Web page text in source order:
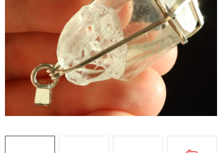
NÁŠ PŘÍBĚH
VIDEOGALERIE